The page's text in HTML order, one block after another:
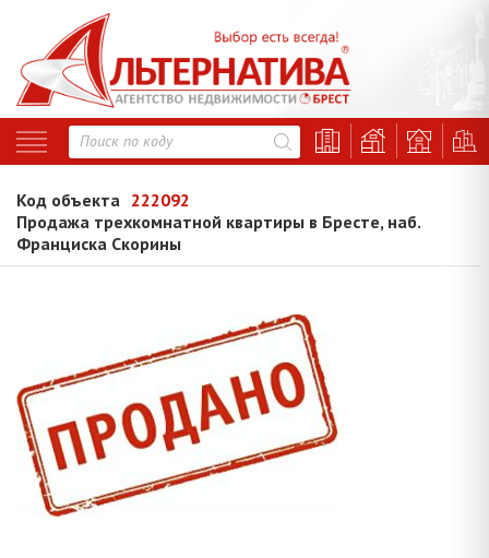
Код объекта 222092
Продажа трехкомнатной квартиры в Бресте, наб.
Франциска Скорины